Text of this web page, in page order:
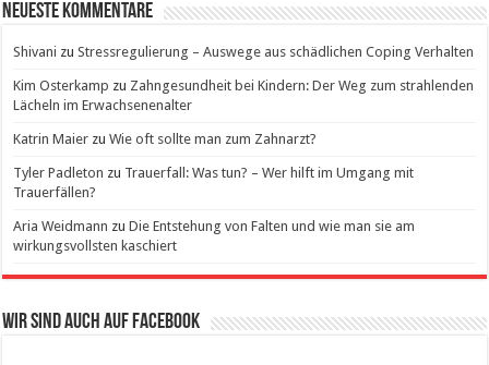
Neueste Kommentare
Shivani zuStressregulierung – Auswege aus schädlichen Coping Verhalten
Kim Osterkamp zu Zahngesundheit bei Kindern: Der Weg zum strahlenden
Lächeln im Erwachsenenalter
Katrin Maier zuWie oft sollte man zum Zahnarzt?
Tyler Padleton zu Trauerfall: Was tun? – Wer hilft im Umgang mit
Trauerfällen?
Aria Weidmann zuDie Entstehung von Falten und wie man sie am
wirkungsvollsten kaschiert
Wir sind auch auf Facebook